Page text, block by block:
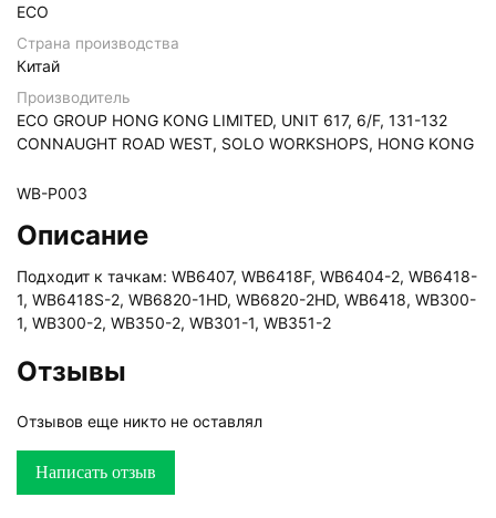
ECO
Страна производства
Китай
Производитель
ECO GROUP HONG KONG LIMITED, UNIT 617, 6/F, 131-132
CONNAUGHT ROAD WEST, SOLO WORKSHOPS, HONG KONG
WB-P003
Описание
Подходит к тачкам: WB6407, WB6418F, WB6404-2, WB6418-
1, WB6418S-2, WB6820-1HD, WB6820-2HD, WB6418, WB300-
1, WB300-2, WB350-2, WB301-1, WB351-2
Отзывы
Отзывов еще никто не оставлял
Написать отзыв